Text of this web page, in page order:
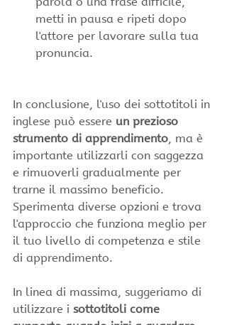
metti in pausa e ripeti dopo
l'attore per lavorare sulla tua
pronuncia.
In conclusione, l'uso dei sottotitoli in
inglese può essere un prezioso
strumento di apprendimento, ma è
importante utilizzarli con saggezza
e rimuoverli gradualmente per
trarne il massimo beneficio.
Sperimenta diverse opzioni e trova
l'approccio che funziona meglio per
il tuo livello di competenza e stile
di apprendimento.
In linea di massima, suggeriamo di
utilizzare i sottotitoli come